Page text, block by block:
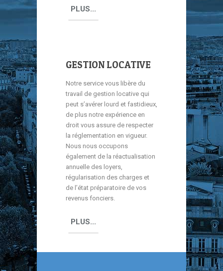
PLUS...
GESTION LOCATIVE
Notre service vous libère du
travail de gestion locative qui
peut s’avérer lourd et fastidieux,
de plus notre expérience en
droit vous assure de respecter
la réglementation en vigueur.
Nous nous occupons
également de la réactualisation
annuelle des loyers,
régularisation des charges et
de l’état préparatoire de vos
revenus fonciers.
PLUS...